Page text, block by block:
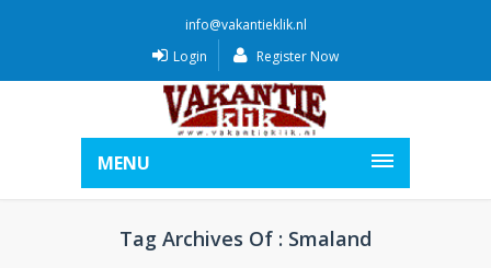
info@vakantieklik.nl
Login
Register Now
MENU
Tag Archives Of : Smaland